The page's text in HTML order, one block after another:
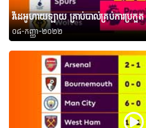
វីដេអូហាយឡាយ គ្រាប់បាល់គ្រប់ការប្រកួ
០៨-កញ្ញា-២០២២